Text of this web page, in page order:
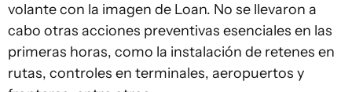
volante con la imagen de Loan. No se llevaron a
cabo otras acciones preventivas esenciales en las
primeras horas, como la instalación de retenes en
rutas, controles en terminales, aeropuertos y